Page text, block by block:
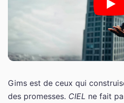
Gims est de ceux qui
des promesses. CIEL ne fait